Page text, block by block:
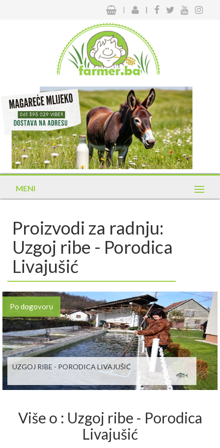
| |
MENI
Proizvodi za radnju:
Uzgoj ribe - Porodica
Livajušić
Po dogovoru
UZGOJ RIBE - PORODICA LIVAJUŠIĆ
Više o : Uzgoj ribe - Porodica
Livajušić